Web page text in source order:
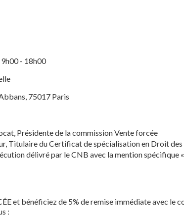
- 18h00
75017 Paris
Présidente de la commission Vente forcée
Titulaire du Certificat de spécialisation en Droit des
délivré par le CNB avec la mention spécifique «
et bénéficiez de 5% de remise immédiate avec le
: